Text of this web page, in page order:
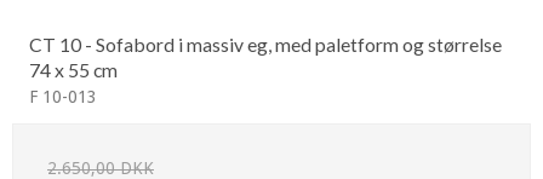
CT 10 - Sofabord i massiv eg, med paletform og størrelse
74 x 55 cm
F 10-013
2.650,00 DKK